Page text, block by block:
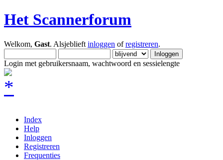
Het Scannerforum
Welkom, Gast. Alsjeblieft inloggen ofregistreren.
Login met gebruikersnaam, wachtwoord en sessielengte
Index
Help
Inloggen
Registreren
Frequenties